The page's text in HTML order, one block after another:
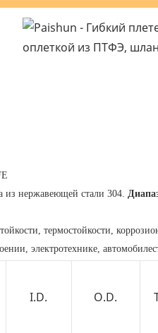
из нержавеющей стали 304.
термостойкости,
электротехнике,
I.D. O.D.